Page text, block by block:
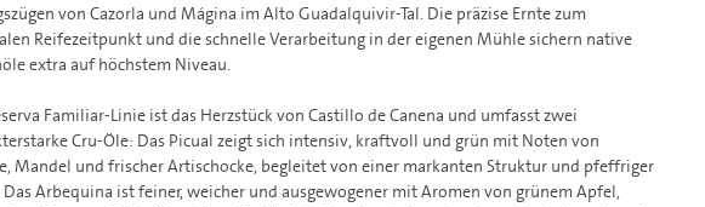
von Cazorla und Mágina im Alto Guadalquivir-Tal. Die präzise Ernte zum
Reifezeitpunkt und die schnelle Verarbeitung in der eigenen Mühle sichern native
extra auf höchstem Niveau.
Familiar-Linie ist das Herzstück von Castillo de Canena und umfasst zwei
Cru-Öle: Das Picual zeigt sich intensiv, kraftvoll und grün mit Noten von
Mandel und frischer Artischocke, begleitet von einer markanten Struktur und pfeffriger
Das Arbequina ist feiner, weicher und ausgewogener mit Aromen von grünem Apfel,